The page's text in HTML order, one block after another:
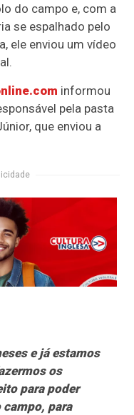
do campo e, com a
se espalhado pelo
ele enviou um vídeo
informou
pela pasta
que enviou a
e já estamos
os
para poder
para